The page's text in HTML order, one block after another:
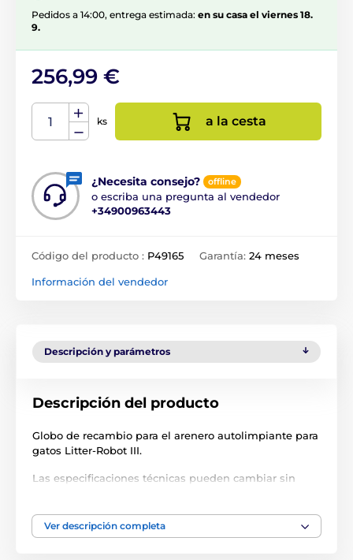
Pedidos a 14:00, entrega estimada: en su casa el viernes 18.
9.
256,99 €
ks a la cesta
¿Necesita consejo? offline
o escriba una pregunta al vendedor
+34900963443
Código del producto : P49165 Garantía: 24 meses
Información del vendedor
Descripción y parámetros
Descripción del producto
Globo de recambio para el arenero autolimpiante para
gatos Litter-Robot III.
Las especificaciones técnicas pueden cambiar sin
Ver descripción completa